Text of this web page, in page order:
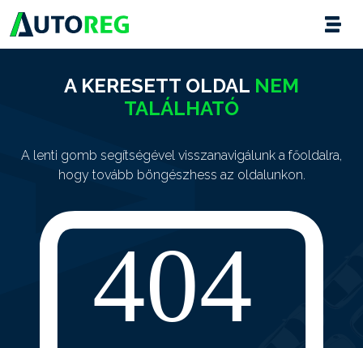
A KERESETT OLDAL NEM
TALÁLHATÓ
A lenti gomb segítségével visszanavigálunk a főoldalra,
hogy tovább böngészhess az oldalunkon.